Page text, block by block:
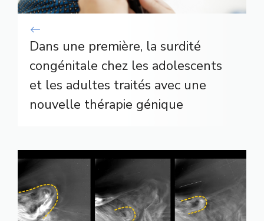
Dans une première, la surdité
congénitale chez les adolescents
et les adultes traités avec une
nouvelle thérapie génique